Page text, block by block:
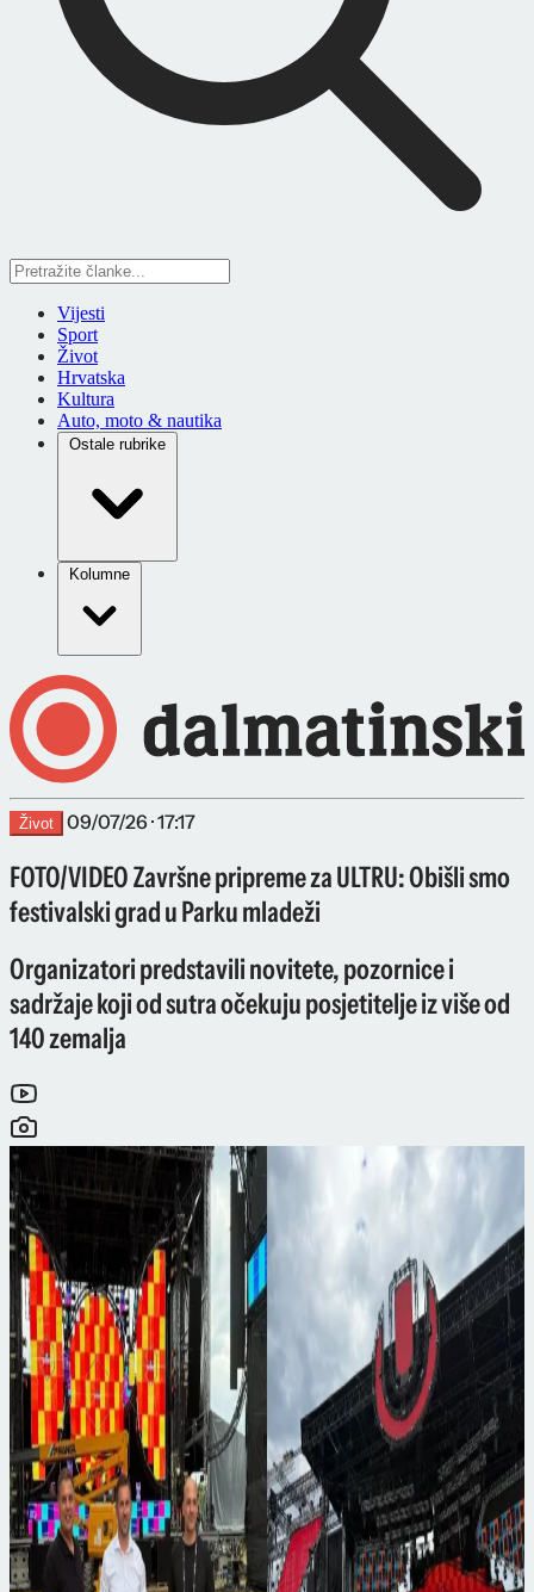
Vijesti
Sport
Život
Hrvatska
Kultura
Auto, moto & nautika
Ostale rubrike
Kolumne
Život 09/07/26 · 17:17
FOTO/VIDEO Završne pripreme za ULTRU: Obišli smo
festivalski grad u Parku mladeži
Organizatori predstavili novitete, pozornice i
sadržaje koji od sutra očekuju posjetitelje iz više od
140 zemalja